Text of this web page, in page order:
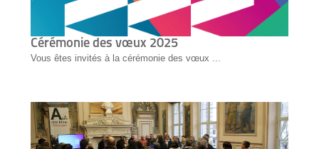
Cérémonie des vœux 2025
Vous êtes invités à la cérémonie des vœux ...